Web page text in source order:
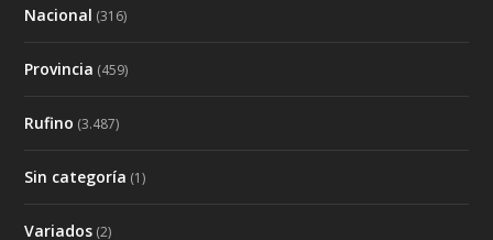
Nacional (316)
Provincia (459)
Rufino (3.487)
Sin categoría (1)
Variados (2)